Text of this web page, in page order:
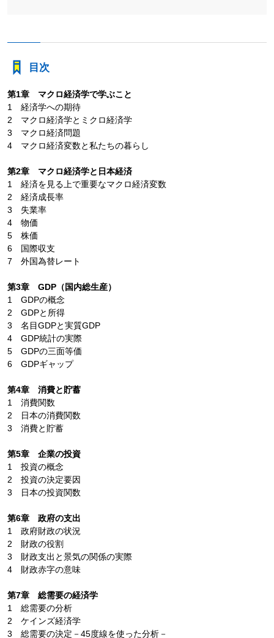
目次
第1章 マクロ経済学で学ぶこと
1 経済学への期待
2 マクロ経済学とミクロ経済学
3 マクロ経済問題
4 マクロ経済変数と私たちの暮らし
第2章 マクロ経済学と日本経済
1 経済を見る上で重要なマクロ経済変数
2 経済成長率
3 失業率
4 物価
5 株価
6 国際収支
7 外国為替レート
第3章 GDP（国内総生産）
1 GDPの概念
2 GDPと所得
3 名目GDPと実質GDP
4 GDP統計の実際
5 GDPの三面等価
6 GDPギャップ
第4章 消費と貯蓄
1 消費関数
2 日本の消費関数
3 消費と貯蓄
第5章 企業の投資
1 投資の概念
2 投資の決定要因
3 日本の投資関数
第6章 政府の支出
1 政府財政の状況
2 財政の役割
3 財政支出と景気の関係の実際
4 財政赤字の意味
第7章 総需要の経済学
1 総需要の分析
2 ケインズ経済学
3 総需要の決定－45度線を使った分析－